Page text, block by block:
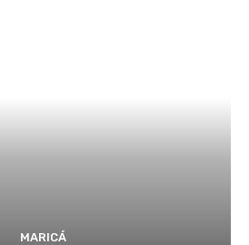
MARICÁ